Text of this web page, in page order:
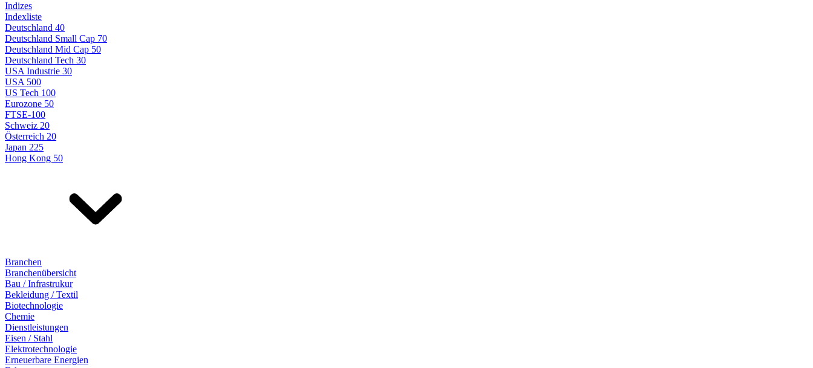
Indizes
Indexliste
Deutschland 40
Deutschland Small Cap 70
Deutschland Mid Cap 50
Deutschland Tech 30
USA Industrie 30
USA 500
US Tech 100
Eurozone 50
FTSE-100
Schweiz 20
Österreich 20
Japan 225
Hong Kong 50
Branchen
Branchenübersicht
Bau / Infrastrukur
Bekleidung / Textil
Biotechnologie
Chemie
Dienstleistungen
Eisen / Stahl
Elektrotechnologie
Erneuerbare Energien